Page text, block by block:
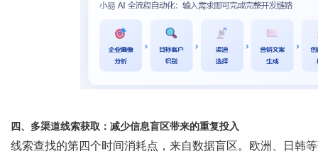
四、多渠道线索获取：减少信息盲区带来的重复投入
线索查找的第四个时间消耗点，来自数据盲区。欧洲、日韩